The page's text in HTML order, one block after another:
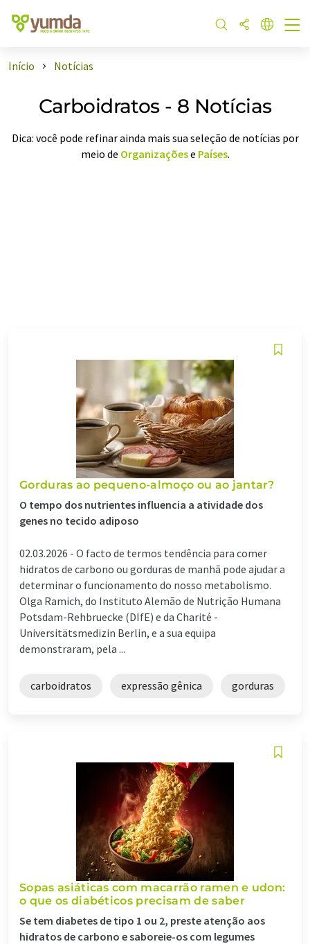
Início Notícias
Carboidratos - 8 Notícias
Dica: você pode refinar ainda mais sua seleção de notícias por
meio de Organizaçõese Países.
Gorduras ao pequeno-almoço ou ao jantar?
O tempo dos nutrientes influencia a atividade dos
genes no tecido adiposo
02.03.2026 - O facto de termos tendência para comer
hidratos de carbono ou gorduras de manhã pode ajudar a
determinar o funcionamento do nosso metabolismo.
Olga Ramich, do Instituto Alemão de Nutrição Humana
Potsdam-Rehbruecke (DIfE) e da Charité -
Universitätsmedizin Berlin, e a sua equipa
demonstraram, pela ...
carboidratos expressão gênica gorduras
Sopas asiáticas com macarrão ramen e udon:
o que os diabéticos precisam de saber
Se tem diabetes de tipo 1 ou 2, preste atenção aos
hidratos de carbono e saboreie-os com legumes